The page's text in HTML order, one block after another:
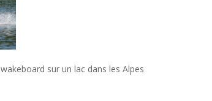
sur un lac dans les Alpes